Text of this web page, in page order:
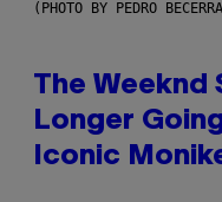
(PHOTO BY PEDRO
The Weeknd
Longer
Iconic